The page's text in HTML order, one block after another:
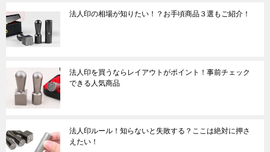
法人印の相場が知りたい！？お手頃商品３選もご紹介！
法人印を買うならレイアウトがポイント！事前チェック
できる人気商品
法人印ルール！知らないと失敗する？ここは絶対に押さ
えたい！